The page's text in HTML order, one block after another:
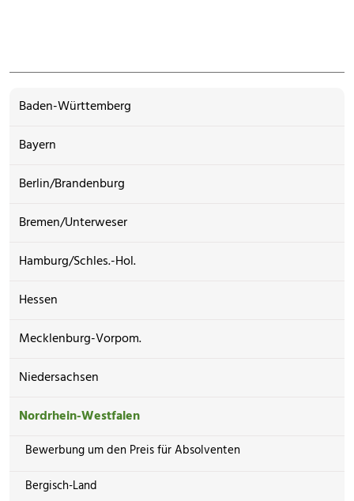
Baden-Württemberg
Bayern
Berlin/Brandenburg
Bremen/Unterweser
Hamburg/Schles.-Hol.
Hessen
Mecklenburg-Vorpom.
Niedersachsen
Nordrhein-Westfalen
Bewerbung um den Preis für Absolventen
Bergisch-Land